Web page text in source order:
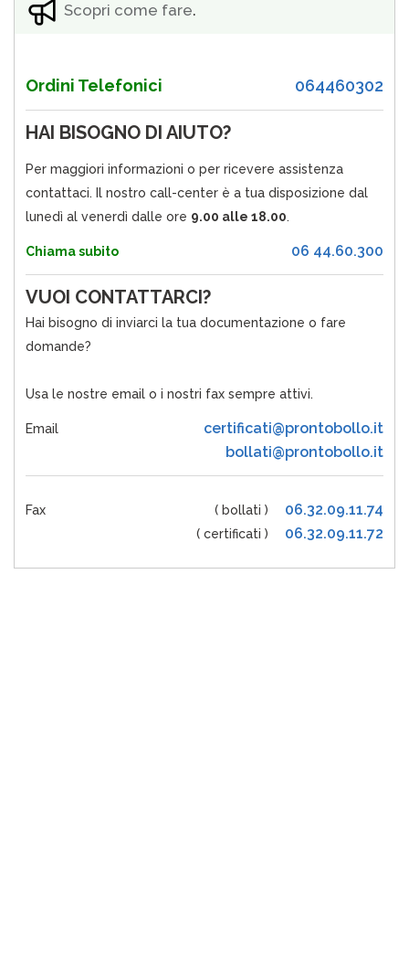
Scopri come fare.
Ordini Telefonici 064460302
HAI BISOGNO DI AIUTO?
Per maggiori informazioni o per ricevere assistenza
contattaci. Il nostro call-center è a tua disposizione dal
lunedì al venerdì dalle ore 9.00 alle 18.00.
Chiama subito 06 44.60.300
VUOI CONTATTARCI?
Hai bisogno di inviarci la tua documentazione o fare
domande?
Usa le nostre email o i nostri fax sempre attivi.
Email
certificati@prontobollo.it
bollati@prontobollo.it
Fax 06.32.09.11.74
( bollati )
06.32.09.11.72
( certificati )